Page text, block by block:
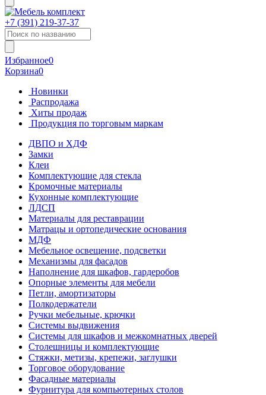
+7 (391) 219-37-37
Избранное0
Корзина0
Новинки
Распродажа
Хиты продаж
Продукция по торговым маркам
ДВПО и ХДФ
Замки
Клеи
Комплектующие для стекла
Кромочные материалы
Кухонные комплектующие
ЛДСП
Материалы для реставрации
Матрацы и ортопедические основания
МДФ
Мебельное освещение, подсветки
Механизмы для фасадов
Наполнение для шкафов, гардеробов
Опорные элементы для мебели
Петли, амортизаторы
Полкодержатели
Ручки мебельные, крючки
Системы выдвижения
Системы для шкафов и межкомнатных дверей
Столешницы и комплектующие
Стяжки, метизы, крепежи, заглушки
Торговое оборудование
Фасадные материалы
Фурнитура для компьютерных столов